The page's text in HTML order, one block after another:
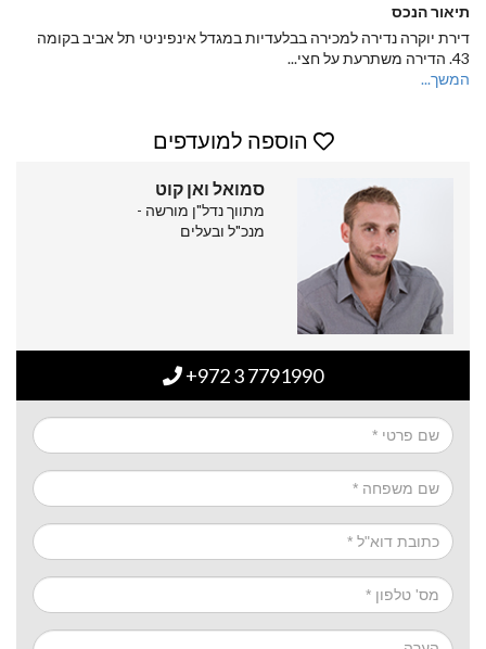
תיאור הנכס
דירת יוקרה נדירה למכירה בבלעדיות במגדל אינפיניטי תל אביב בקומה
43. הדירה משתרעת על חצי
...
המשך...
הוספה למועדפים
סמואל ואן קוט
מתווך נדל"ן מורשה -
מנכ"ל ובעלים
+972 3 7791990